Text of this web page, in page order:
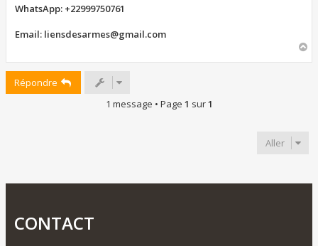
WhatsApp: +22999750761
Email: liensdesarmes@gmail.com
Répondre
1 message • Page 1 sur1
Aller
CONTACT